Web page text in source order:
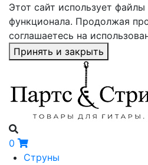
Этот сайт использует
функционала. Продолжая
соглашаетесь на
Принять и закрыть
0
Струны